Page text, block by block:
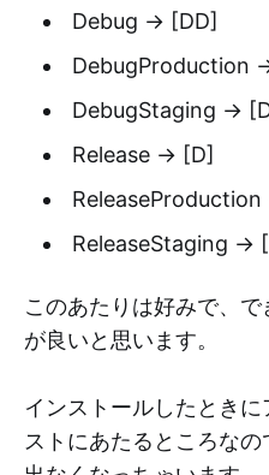
Debug → [DD]
DebugProduction
DebugStaging →
Release → [D]
ReleaseStaging →
このあたりは好みで、
が良いと思います。
インストールしたとき
ストにあたるところな